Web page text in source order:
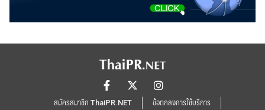
สมัครสมาชิก ThaiPR.NET
ข้อตกลงการใช้บริการ